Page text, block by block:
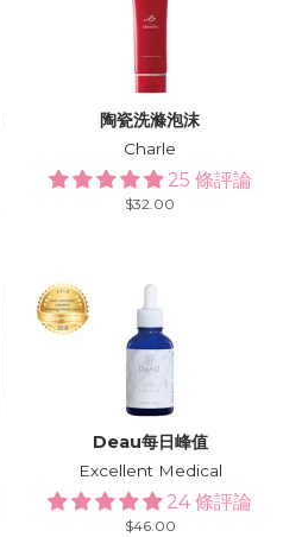
陶瓷洗滌泡沫
Charle
25 條評論
Regular
$32.00
Deau每日峰值
Excellent Medical
24 條評論
Regular
$46.00